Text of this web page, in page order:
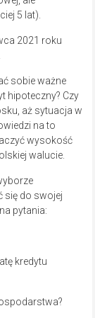
5 lat).
2021 roku
sobie ważne
hipoteczny? Czy
aż sytuacja w
na to
wysokość
walucie.
się do swojej
pytania:
kredytu